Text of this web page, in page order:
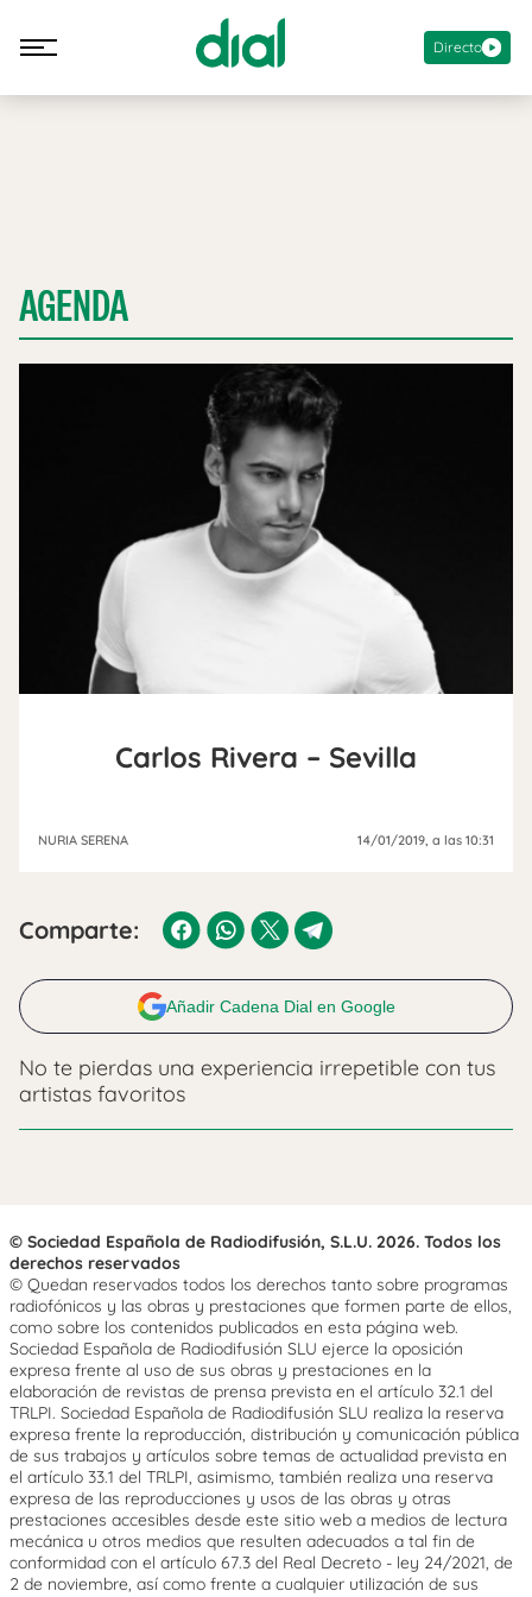
Directo
AGENDA
Carlos Rivera – Sevilla
NURIA SERENA 14/01/2019 , a las 10:31
Comparte:
Añadir Cadena Dial en Google
No te pierdas una experiencia irrepetible con tus
artistas favoritos
© Sociedad Española de Radiodifusión, S.L.U. 2026. Todos los
derechos reservados
© Quedan reservados todos los derechos tanto sobre programas
radiofónicos y las obras y prestaciones que formen parte de ellos,
como sobre los contenidos publicados en esta página web.
Sociedad Española de Radiodifusión SLU ejerce la oposición
expresa frente al uso de sus obras y prestaciones en la
elaboración de revistas de prensa prevista en el artículo 32.1 del
TRLPI. Sociedad Española de Radiodifusión SLU realiza la reserva
expresa frente la reproducción, distribución y comunicación pública
de sus trabajos y artículos sobre temas de actualidad prevista en
el artículo 33.1 del TRLPI, asimismo, también realiza una reserva
expresa de las reproducciones y usos de las obras y otras
prestaciones accesibles desde este sitio web a medios de lectura
mecánica u otros medios que resulten adecuados a tal fin de
conformidad con el artículo 67.3 del Real Decreto - ley 24/2021, de
2 de noviembre, así como frente a cualquier utilización de sus